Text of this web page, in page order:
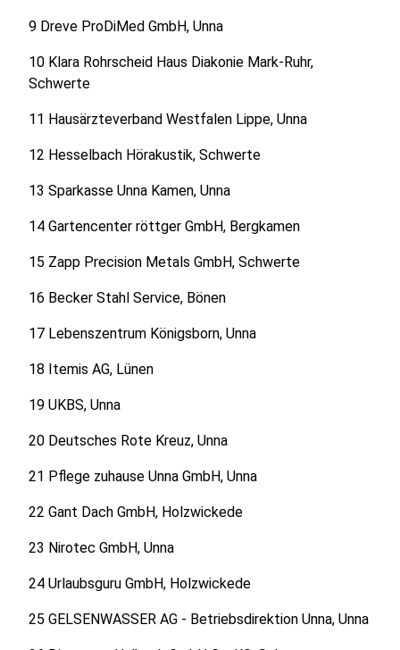
9 Dreve ProDiMed GmbH, Unna
10 Klara Rohrscheid Haus Diakonie Mark-Ruhr,
Schwerte
11 Hausärzteverband Westfalen Lippe, Unna
12 Hesselbach Hörakustik, Schwerte
13 Sparkasse Unna Kamen, Unna
14 Gartencenter röttger GmbH, Bergkamen
15 Zapp Precision Metals GmbH, Schwerte
16 Becker Stahl Service, Bönen
17 Lebenszentrum Königsborn, Unna
18 Itemis AG, Lünen
19 UKBS, Unna
20 Deutsches Rote Kreuz, Unna
21 Pflege zuhause Unna GmbH, Unna
22 Gant Dach GmbH, Holzwickede
23 Nirotec GmbH, Unna
24 Urlaubsguru GmbH, Holzwickede
25 GELSENWASSER AG - Betriebsdirektion Unna, Unna